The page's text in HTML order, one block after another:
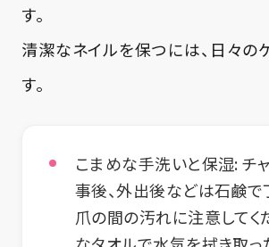
す。
清潔なネイルを保つには、日々の
す。
こまめな手洗いと保湿:チ
事後、外出後などは石鹸で
爪の間の汚れに注意してく